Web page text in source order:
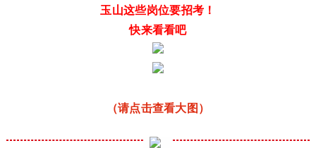
玉山这些岗位要招考！
快来看看吧
（请点击查看大图）